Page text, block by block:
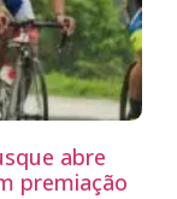
abre
premiação